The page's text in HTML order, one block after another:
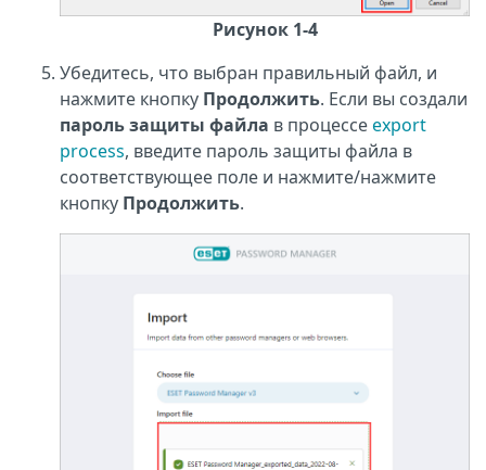
Рисунок 1-4
Убедитесь, что выбран правильный файл, и
нажмите кнопку Продолжить. Если вы создали
пароль защиты файла в процессеexport
process, введите пароль защиты файла в
соответствующее поле и нажмите/нажмите
кнопку Продолжить.